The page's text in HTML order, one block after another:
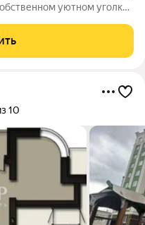
уютном уголке,
и просторную
10